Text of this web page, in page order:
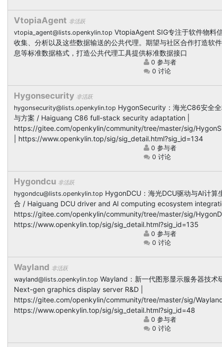
VtopiaAgent 非活跃
vtopia_agent@lists.openkylin.top VtopiaAgent SIG专注于软件物料
收集、分析以及这些数据输送的公共代理。期望与社区合作打造软
息等标准数据格式，打造公共代理工具提供标准数据接口
0 参与者
0 讨论
Hygonsecurity 非活跃
hygonsecurity@lists.openkylin.top HygonSecurity：海光C86安全
与方案 / Haiguang C86 full-stack security adaptation |
https://gitee.com/openkylin/community/tree/master/sig/
| https://www.openkylin.top/sig/sig_detail.html?sig_id=134
0 参与者
0 讨论
Hygondcu 非活跃
hygondcu@lists.openkylin.top HygonDCU：海光DCU驱动与AI计算
合 / Haiguang DCU driver and AI computing ecosystem
https://gitee.com/openkylin/community/tree/master/sig/
https://www.openkylin.top/sig/sig_detail.html?sig_id=135
0 参与者
0 讨论
Wayland 非活跃
wayland@lists.openkylin.top Wayland：新一代图形显示服务器技术
Next-gen graphics display server R&D |
https://gitee.com/openkylin/community/tree/master/sig/
https://www.openkylin.top/sig/sig_detail.html?sig_id=48
0 参与者
0 讨论